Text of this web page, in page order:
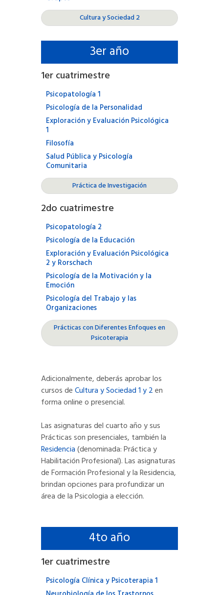
Cultura y Sociedad 2
3er año
1er cuatrimestre
Psicopatología 1
Psicología de la Personalidad
Exploración y Evaluación Psicológica
1
Filosofía
Salud Pública y Psicología
Comunitaria
Práctica de Investigación
2do cuatrimestre
Psicopatología 2
Psicología de la Educación
Exploración y Evaluación Psicológica
2 y Rorschach
Psicología de la Motivación y la
Emoción
Psicología del Trabajo y las
Organizaciones
Prácticas con Diferentes Enfoques en
Psicoterapia
Adicionalmente, deberás aprobar los
cursos deCultura y Sociedad 1 y 2en
forma online o presencial.
Las asignaturas del cuarto año y sus
Prácticas son presenciales, también la
Residencia(denominada: Práctica y
Habilitación Profesional). Las asignaturas
de Formación Profesional y la Residencia,
brindan opciones para profundizar un
área de la Psicologia a elección.
4to año
1er cuatrimestre
Psicología Clínica y Psicoterapia 1